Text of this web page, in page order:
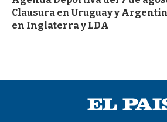
Clausura en Uruguay y
en Inglaterra y LDA